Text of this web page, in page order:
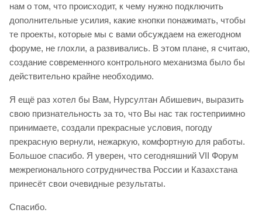
нам о том, что происходит, к чему нужно подключить
дополнительные усилия, какие кнопки понажимать, чтобы
те проекты, которые мы с вами обсуждаем на ежегодном
форуме, не глохли, а развивались. В этом плане, я считаю,
создание современного контрольного механизма было бы
действительно крайне необходимо.
Я ещё раз хотел бы Вам, Нурсултан Абишевич, выразить
свою признательность за то, что Вы нас так гостеприимно
принимаете, создали прекрасные условия, погоду
прекрасную вернули, нежаркую, комфортную для работы.
Большое спасибо. Я уверен, что сегодняшний VII Форум
межрегионального сотрудничества России и Казахстана
принесёт свои очевидные результаты.
Спасибо.